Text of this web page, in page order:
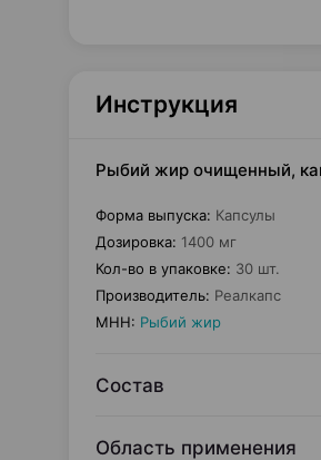
Инструкция
Рыбий жир очищенный,
Форма выпуска: Капсулы
Дозировка: 1400 мг
Кол-во в упаковке: 30 шт.
Производитель: Реалкапс
МНН: Рыбий жир
Состав
Область применения